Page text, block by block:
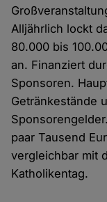
Alljährlich lockt
80.000 bis
an. Finanziert
Sponsoren.
Getränkestände
paar Tausend
vergleichbar mit
Katholikentag.